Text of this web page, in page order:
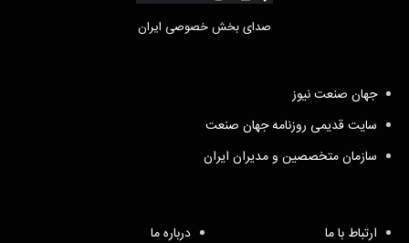
صدای بخش خصوصی ایران
جهان صنعت نیوز
سایت قدیمی روزنامه جهان صنعت
سازمان متخصصین و مدیران ایران
ارتباط با ما درباره ما